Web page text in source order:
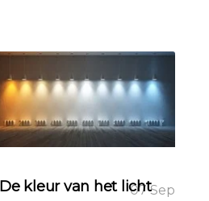
De kleur van het licht07 Sep